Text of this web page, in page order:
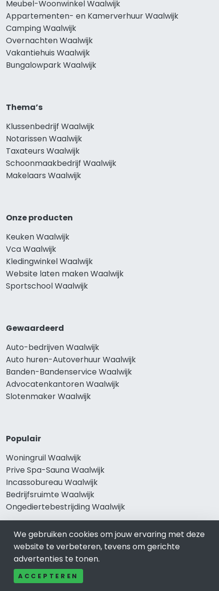
Meubel-Woonwinkel Waalwijk
Appartementen- en Kamerverhuur Waalwijk
Camping Waalwijk
Overnachten Waalwijk
Vakantiehuis Waalwijk
Bungalowpark Waalwijk
Thema’s
Klussenbedrijf Waalwijk
Notarissen Waalwijk
Taxateurs Waalwijk
Schoonmaakbedrijf Waalwijk
Makelaars Waalwijk
Onze producten
Keuken Waalwijk
Vca Waalwijk
Kledingwinkel Waalwijk
Website laten maken Waalwijk
Sportschool Waalwijk
Gewaardeerd
Auto-bedrijven Waalwijk
Auto huren-Autoverhuur Waalwijk
Banden-Bandenservice Waalwijk
Advocatenkantoren Waalwijk
Slotenmaker Waalwijk
Populair
Woningruil Waalwijk
Prive Spa-Sauna Waalwijk
Incassobureau Waalwijk
Bedrijfsruimte Waalwijk
Ongediertebestrijding Waalwijk
We gebruiken cookies om jouw ervaring met deze
website te verbeteren, tevens om gerichte
advertenties te tonen.
ACCEPTEREN